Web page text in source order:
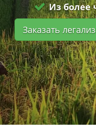
Из более
Заказать